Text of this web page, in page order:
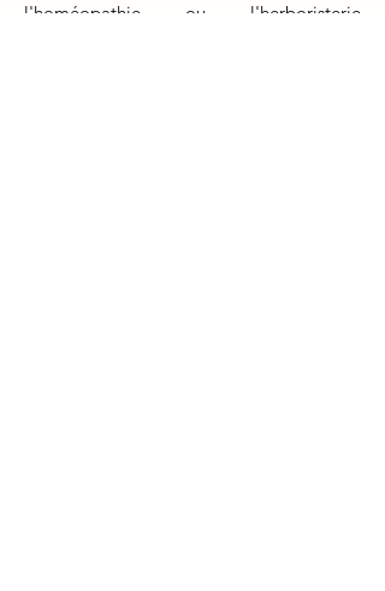
l'homéopathie ou l'herboristerie